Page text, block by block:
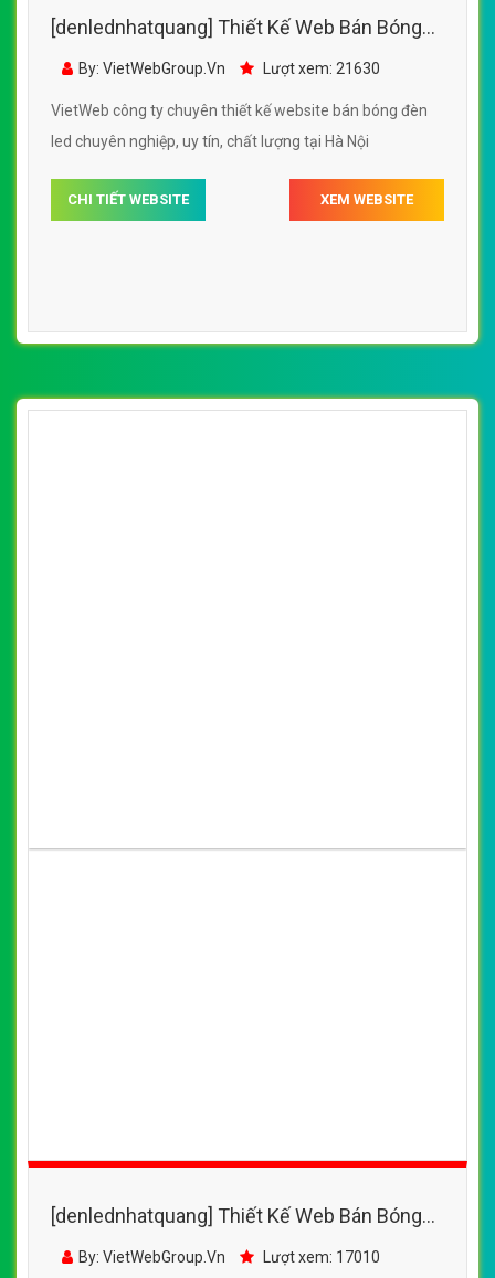
[denlednhatquang] Thiết Kế Web Bán Bóng
Đèn Led AMBEE đẹp, chuyên nghiệp chuẩn
By: VietWebGroup.Vn Lượt xem: 21630
VietWeb công ty chuyên thiết kế website bán bóng đèn
led chuyên nghiệp, uy tín, chất lượng tại Hà Nội
CHI TIẾT WEBSITE XEM WEBSITE
[denlednhatquang] Thiết Kế Web Bán Bóng
Đèn Led Philips đẹp, chuyên nghiệp chuẩn
By: VietWebGroup.Vn Lượt xem: 17010